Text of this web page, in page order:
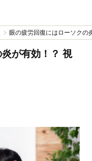
眼の疲労回復にはローソクの
が有効！？ 視